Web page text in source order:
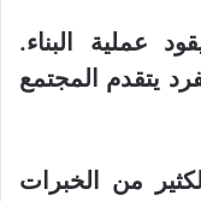
عملية البناء.
يتقدم المجتمع
من الخبرات